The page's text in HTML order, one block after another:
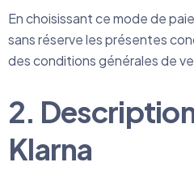
En choisissant ce mode de
sans réserve les présentes
des conditions générales de
2.
Klarna